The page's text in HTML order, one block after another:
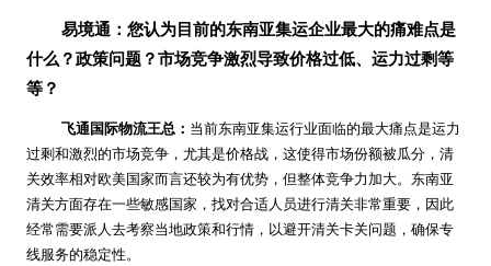
易境通：您认为目前的东南亚集运企业最大的痛难点是
什么？政策问题？市场竞争激烈导致价格过低、运力过剩等
等？
飞通国际物流王总： 当前东南亚集运行业面临的最大痛点是运力
过剩和激烈的市场竞争，尤其是价格战，这使得市场份额被瓜分，清
关效率相对欧美国家而言还较为有优势，但整体竞争力加大。东南亚
清关方面存在一些敏感国家，找对合适人员进行清关非常重要，因此
经常需要派人去考察当地政策和行情，以避开清关卡关问题，确保专
线服务的稳定性。